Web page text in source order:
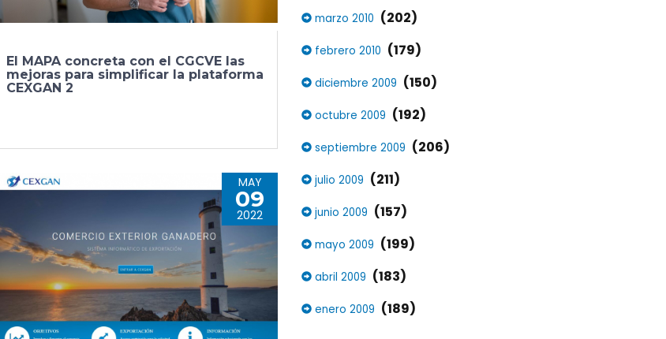
El MAPA concreta con el CGCVE las
mejoras para simplificar la plataforma
CEXGAN 2
MAY
09
2022
marzo 2010 (202)
febrero 2010 (179)
diciembre 2009 (150)
octubre 2009 (192)
septiembre 2009 (206)
julio 2009 (211)
junio 2009 (157)
mayo 2009 (199)
abril 2009 (183)
enero 2009 (189)